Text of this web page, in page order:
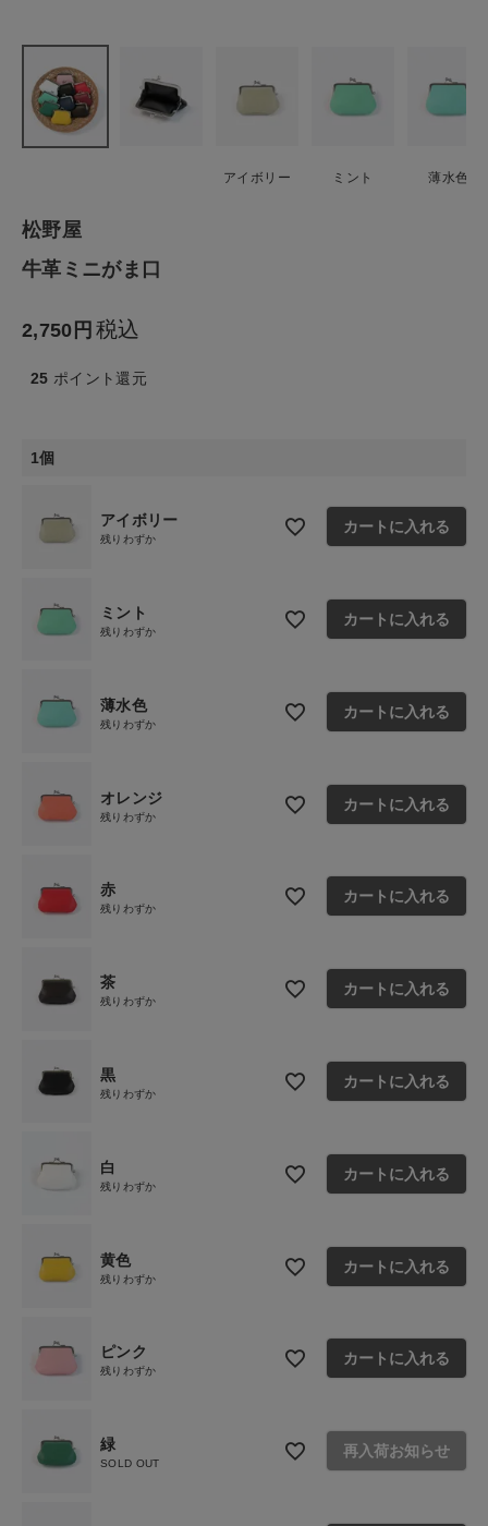
ナチュラル服
ファッション雑貨
食品
特集
お問い合わせ
アイボリー ミント 薄水色
松野屋
牛革ミニがま口
2,750 税込
25 ポイント還元
1個
アイボリー
残りわずか
カートに入れる
ミント
残りわずか
カートに入れる
薄水色
残りわずか
カートに入れる
オレンジ
残りわずか
カートに入れる
赤
残りわずか
カートに入れる
茶
残りわずか
カートに入れる
黒
残りわずか
カートに入れる
白
残りわずか
カートに入れる
黄色
残りわずか
カートに入れる
ピンク
残りわずか
カートに入れる
緑
SOLD OUT
再入荷お知らせ